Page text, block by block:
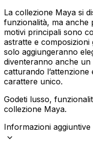
La collezione Maya si
funzionalità, ma anche
motivi principali sono
astratte e composizioni
solo aggiungeranno
diventeranno anche un
catturando
carattere unico.
Godeti lusso,
collezione Maya.
Informazioni aggiuntive